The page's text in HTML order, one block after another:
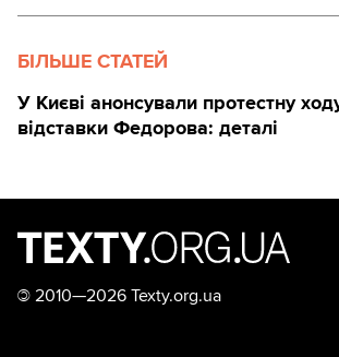
БІЛЬШЕ СТАТЕЙ
У Києві анонсували протестну
відставки Федорова: деталі
© 2010—2026 Texty.org.ua